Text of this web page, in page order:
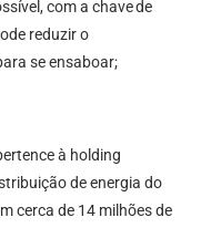
com a chave de
reduzir o
se ensaboar;
à holding
de energia do
cerca de 14 milhões de